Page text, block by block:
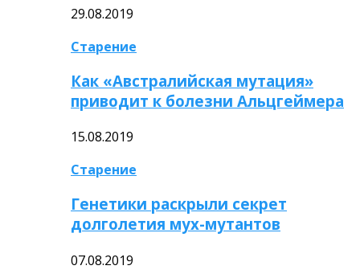
29.08.2019
Старение
Как «Австралийская мутация»
приводит к болезни Альцгеймера
15.08.2019
Старение
Генетики раскрыли секрет
долголетия мух-мутантов
07.08.2019